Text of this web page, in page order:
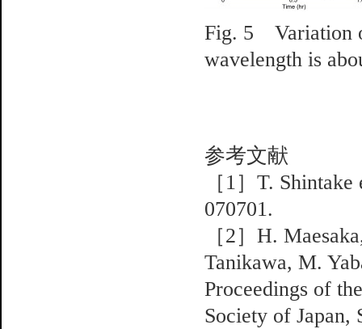
Fig. 5 Variation
wavelength is
参考文献
［1］T.
070701.
［2］H.
Tanikawa, M.
Proceedings of
Society of Japan,